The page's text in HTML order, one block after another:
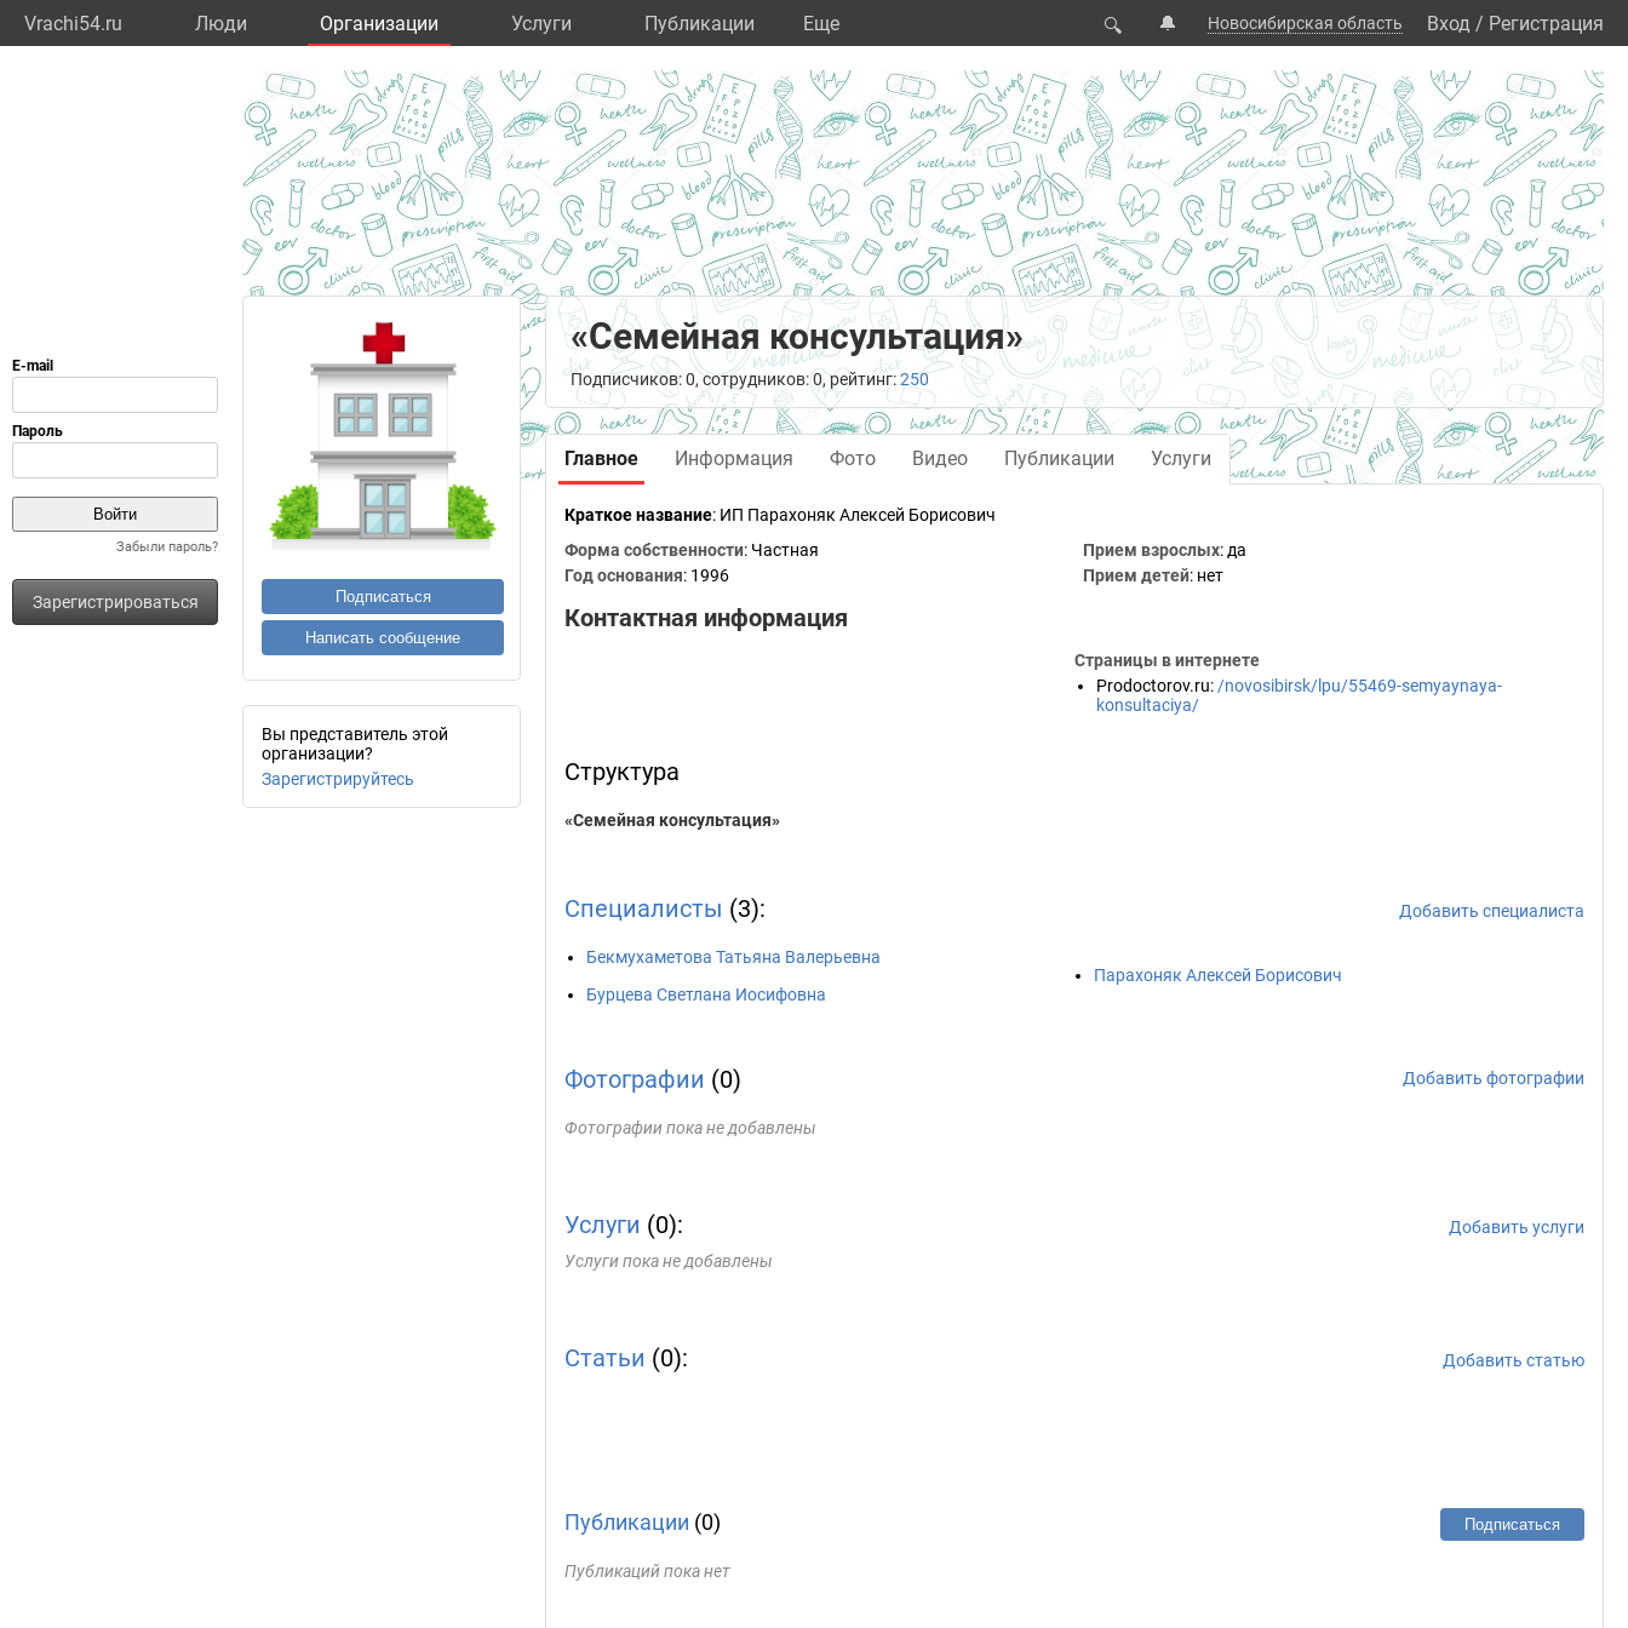
Vrachi54.ru Люди Организации Услуги Публикации Eще 🔍 🔔 Новосибирская область Вход / Регистрация
Забыли пароль?
Зарегистрироваться Подписаться
Написать сообщение
Вы представитель этой
организации?
Зарегистрируйтесь
«Семейная консультация»
Подписчиков: 0, сотрудников: 0, рейтинг:250
Главное Информация Фото Видео Публикации Услуги
Краткое название: ИП Парахоняк Алексей Борисович
Форма собственности: Частная
Год основания: 1996
Прием взрослых: да
Прием детей: нет
Контактная информация
Страницы в интернете
Prodoctorov.ru: /novosibirsk/lpu/55469-semyaynaya-
konsultaciya/
Структура
«Семейная консультация»
Специалисты (3): Добавить специалиста
Бекмухаметова Татьяна Валерьевна
Бурцева Светлана Иосифовна
Парахоняк Алексей Борисович
Фотографии (0) Добавить фотографии
Фотографии пока не добавлены
Услуги (0):
Добавить услуги
Услуги пока не добавлены
Статьи (0): Добавить статью
Публикации (0) Подписаться
Публикаций пока нет